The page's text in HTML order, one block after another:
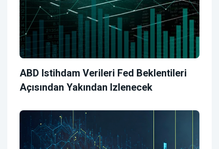
ABD Istihdam Verileri Fed Beklentileri
Açısından Yakından Izlenecek